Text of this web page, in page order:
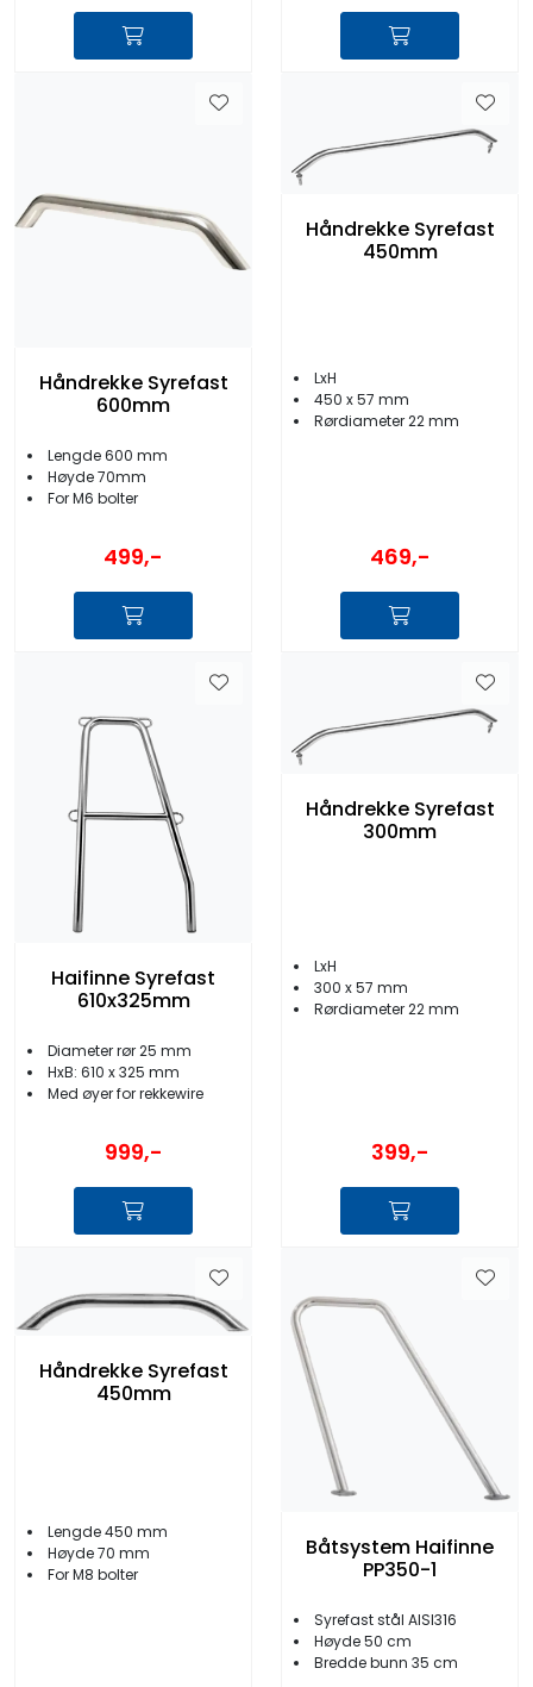
Håndrekke Syrefast
600mm
Lengde 600 mm
Høyde 70mm
For M6 bolter
499,-
Håndrekke Syrefast
450mm
LxH
450 x 57 mm
Rørdiameter 22 mm
469,-
Haifinne Syrefast
610x325mm
Diameter rør 25 mm
HxB: 610 x 325 mm
Med øyer for rekkewire
999,-
Håndrekke Syrefast
300mm
LxH
300 x 57 mm
Rørdiameter 22 mm
399,-
Håndrekke Syrefast
450mm
Lengde 450 mm
Høyde 70 mm
For M8 bolter
Båtsystem Haifinne
PP350-1
Syrefast stål AISI316
Høyde 50 cm
Bredde bunn 35 cm